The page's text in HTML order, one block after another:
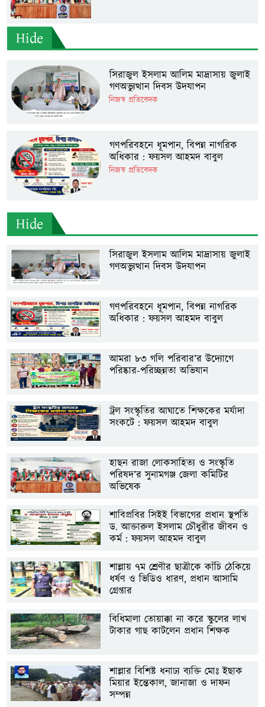
Hide
সিরাজুল ইসলাম আলিম মাদ্রাসায় জুলাই
গণঅভ্যুত্থান দিবস উদযাপন
নিজস্ব প্রতিবেদক
গণপরিবহনে ধূমপান, বিপন্ন নাগরিক
অধিকার : ফয়সল আহমদ বাবুল
নিজস্ব প্রতিবেদক
Hide
সিরাজুল ইসলাম আলিম মাদ্রাসায় জুলাই
গণঅভ্যুত্থান দিবস উদযাপন
গণপরিবহনে ধূমপান, বিপন্ন নাগরিক
অধিকার : ফয়সল আহমদ বাবুল
আমরা ৮৩ গলি পরিবার’র উদ্যোগে
পরিষ্কার-পরিচ্ছন্নতা অভিযান
ট্রল সংস্কৃতির আঘাতে শিক্ষকের মর্যাদা
সংকটে : ফয়সল আহমদ বাবুল
হাছন রাজা লোকসাহিত্য ও সংস্কৃতি
পরিষদ’র সুনামগঞ্জ জেলা কমিটির
অভিষেক
শাবিপ্রবির সিইই বিভাগের প্রধান স্থপতি
ড. আক্তারুল ইসলাম চৌধুরীর জীবন ও
কর্ম : ফয়সল আহমদ বাবুল
শাল্লায় ৭ম শ্রেণীর ছাত্রীকে কাঁচি ঠেকিয়ে
ধর্ষণ ও ভিডিও ধারণ, প্রধান আসামি
গ্রেপ্তার
বিধিমালা তোয়াক্কা না করে স্কুলের লাখ
টাকার গাছ কাটলেন প্রধান শিক্ষক
শাল্লার বিশিষ্ট ধনাঢ্য ব্যক্তি মোঃ ইছাক
মিয়ার ইন্তেকাল, জানাজা ও দাফন
সম্পন্ন